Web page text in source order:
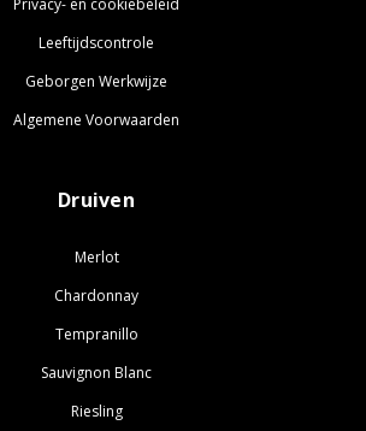
Leeftijdscontrole
Geborgen Werkwijze
Algemene Voorwaarden
Druiven
Merlot
Chardonnay
Tempranillo
Sauvignon Blanc
Riesling